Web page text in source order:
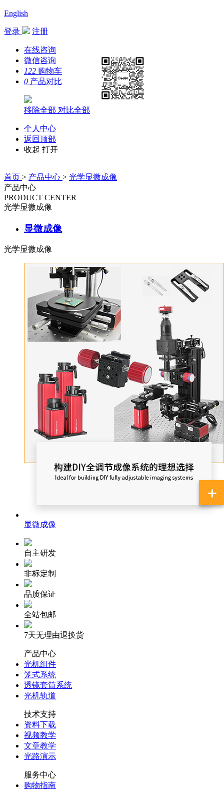
English
登录 注册
在线咨询
微信咨询
122 购物车
0 产品对比
移除全部 对比全部
个人中心
返回顶部
收起 打开
首页 > 产品中心 > 光学显微成像
产品中心
PRODUCT CENTER
光学显微成像
显微成像
光学显微成像
显微成像
自主研发
非标定制
品质保证
全站包邮
7天无理由退换货
产品中心
光机组件
笼式系统
透镜套筒系统
光机轨道
技术支持
资料下载
视频教学
文章教学
光路演示
服务中心
购物指南